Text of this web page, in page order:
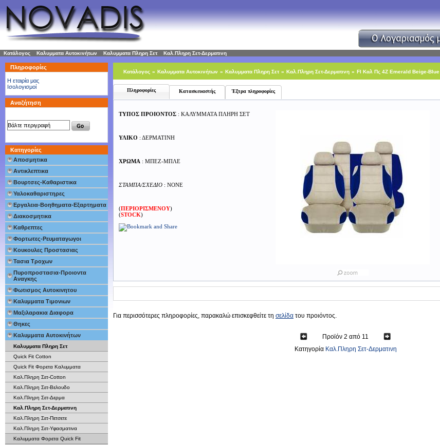
Κατάλογος Καλυμματα Αυτοκινήτων Καλυμματα Πληρη Σετ» Καλ.Πληρη Σετ-Δερματινη
Πληροφορίες
H εταιρία μας
Ισολογισμοί
Αναζήτηση
Κατηγορίες
Αποσμητικα
Αντικλεπτικα
Βουρτσες-Καθαριστικα
Υαλοκαθαριστηρες
Εργαλεια-Βοηθηματα-Εξαρτηματα
Διακοσμητικα
Καθρεπτες
Φορτωτες-Ρευματαγωγοι
Κουκουλες Προστασιας
Τασια Τροχων
Πυροπροστασια-Προιοντα
Αναγκης
Φωτισμος Αυτοκινητου
Καλυμματα Τιμονιων
Μαξιλαρακια Διαφορα
Θηκες
Καλυμματα Αυτοκινήτων
Καλυμματα Πληρη Σετ
Quick Fit Cotton
Quick Fit Φορετα Καλυμματα
Καλ.Πληρη Σετ-Cotton
Καλ.Πληρη Σετ-Βελουδο
Καλ.Πληρη Σετ-Δερμα
Καλ.Πληρη Σετ-Δερματινη
Καλ.Πληρη Σετ-Πετσετε
Καλ.Πληρη Σετ-Υφασματινα
Καλυμματα Φορετα Quick Fit
Κατάλογος » Καλυμματα Αυτοκινήτων » Καλυμματα Πληρη Σετ » Καλ.Πληρη Σετ-Δερματινη » Fl Καλ Πς 4Ζ Emerald Beige-Blue
Πληροφορίες Κατασκευαστής Έξτρα πληροφορίες
ΤΥΠΟΣ ΠΡΟΙΟΝΤΟΣ : ΚΑΛΥΜΜΑΤΑ ΠΛΗΡΗ ΣΕΤ
ΥΛΙΚΟ : ΔΕΡΜΑΤΙΝΗ
ΧΡΩΜΑ : ΜΠΕΖ-ΜΠΛΕ
ΣΤΑΜΠΑ/ΣΧΕΔΙΟ : NONE
(ΠΕΡΙΟΡΙΣΜΕΝΟΥ)
(STOCK)
Για περισσότερες πληροφορίες, παρακαλώ επισκεφθείτε τη σελίδα του προιόντος.
Προϊόν 2 από 11
Κατηγορία Καλ.Πληρη Σετ-Δερματινη